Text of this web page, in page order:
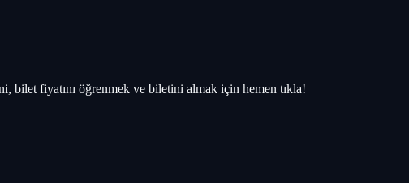
bilet fiyatını öğrenmek ve biletini almak için hemen tıkla!